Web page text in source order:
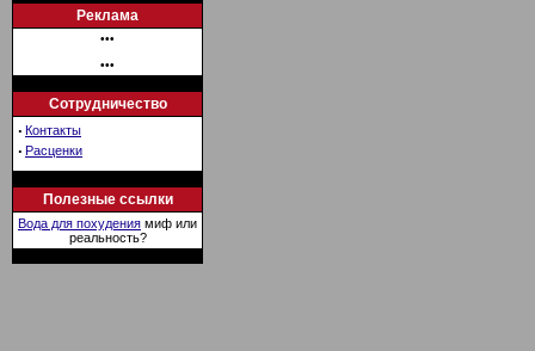
Реклама
•••
•••
Сотрудничество
· Контакты
· Расценки
Полезные ссылки
Вода для похудения миф или
реальность?